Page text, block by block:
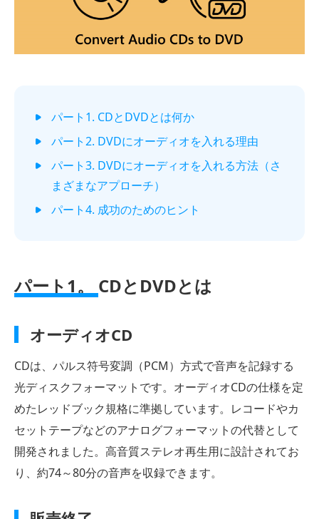
パート1. CDとDVDとは何か
パート2. DVDにオーディオを入れる理由
パート3. DVDにオーディオを入れる方法（さ
まざまなアプローチ）
パート4. 成功のためのヒント
パート1。 CDとDVDとは
オーディオCD
CDは、パルス符号変調（PCM）方式で音声を記録する
光ディスクフォーマットです。オーディオCDの仕様を定
めたレッドブック規格に準拠しています。レコードやカ
セットテープなどのアナログフォーマットの代替として
開発されました。高音質ステレオ再生用に設計されてお
り、約74～80分の音声を収録できます。